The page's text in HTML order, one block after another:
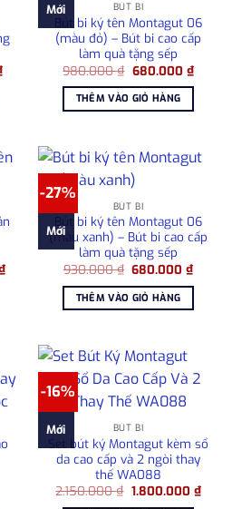
Giá
hiện
2.100.000 ₫.
Mới BÚT BI
Bút bi ký tên Montagut 06
(màu đỏ) – Bút bi cao cấp
làm quà tặng sếp
980.000₫ Giá
là:
980.000 ₫.
680.000 ₫Giá
hiện
THÊM VÀO GIỎ HÀNG
Giá
hiện
3.900.000 ₫.
-27%
Mới
BÚT BI
Bút bi ký tên Montagut 06
(màu xanh) – Bút bi cao cấp
làm quà tặng sếp
930.000₫ Giá
là:
930.000 ₫.
680.000₫Giá
hiện
THÊM VÀO GIỎ HÀNG
-16%
Mới BÚT BI
Set bút ký Montagut kèm sổ
da cao cấp và 2 ngòi thay
thế WA088
2.150.000₫ Giá
1.800.000 ₫Giá
hiện